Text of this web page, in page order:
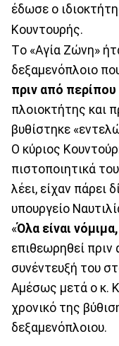
έδωσε ο
Κουντουρής.
Tο «Αγία Ζώνη»
δεξαμενόπλοιο
πριν από
πλοιοκτήτης και
βυθίστηκε
Ο κύριος
πιστοποιητικά
λέει, είχαν πάρει
υπουργείο
«Όλα είναι
επιθεωρηθεί
συνέντευξή του
Αμέσως μετά ο κ.
χρονικό της
δεξαμενόπλοιου.